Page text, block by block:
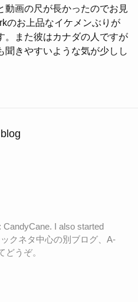
動画の尺が長かったのでお見
のお上品なイケメンぶりが
。また彼はカナダの人ですが
聞きやすいような気が少しし
I also started
クネタ中心の別ブログ、A-
うぞ。